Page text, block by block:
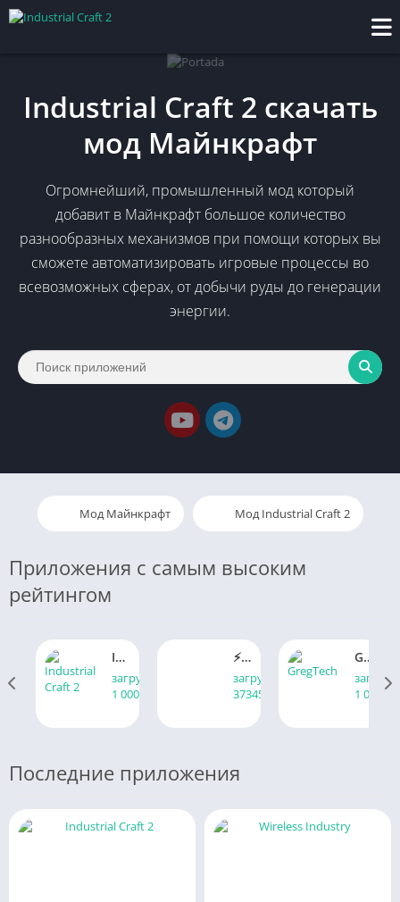
Industrial Craft 2 скачать
мод Майнкрафт
Огромнейший, промышленный мод который
добавит в Майнкрафт большое количество
разнообразных механизмов при помощи которых вы
сможете автоматизировать игровые процессы во
всевозможных сферах, от добычи руды до генерации
энергии.
Мод Майнкрафт Мод Industrial Craft 2
Приложения с самым высоким
рейтингом
Industrial Craft 2
загрузки
1 000 000+
⚡️ Minecraft PE Mobile iPhone ios Appstore 🎁
загрузки
37345
GregTech множество механизмов и руд
1 000
Последние приложения